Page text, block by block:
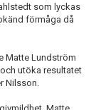
som lyckas
förmåga då
Matte Lundström
utöka resultatet
Nilsson.